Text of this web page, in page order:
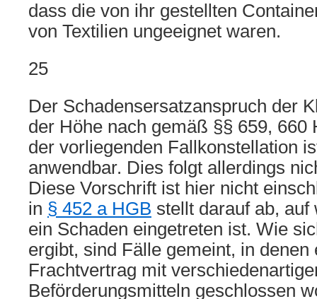
dass die von ihr gestellten
von Textilien ungeeignet waren.
25
Der Schadensersatzanspruch der
der Höhe nach gemäß §§ 659, 660
der vorliegenden Fallkonstellation
anwendbar. Dies folgt allerdings
Diese Vorschrift ist hier nicht
in § 452 a HGB stellt darauf ab, auf
ein Schaden eingetreten ist. Wie
ergibt, sind Fälle gemeint, in denen
Frachtvertrag mit
Beförderungsmitteln geschlossen